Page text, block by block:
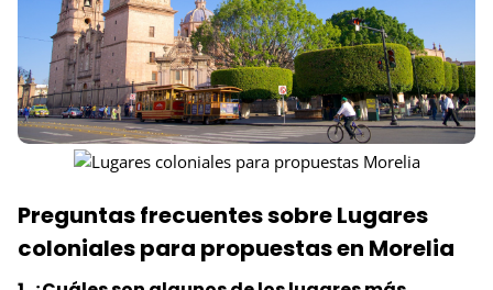
Preguntas frecuentes sobre Lugares
coloniales para propuestas en Morelia